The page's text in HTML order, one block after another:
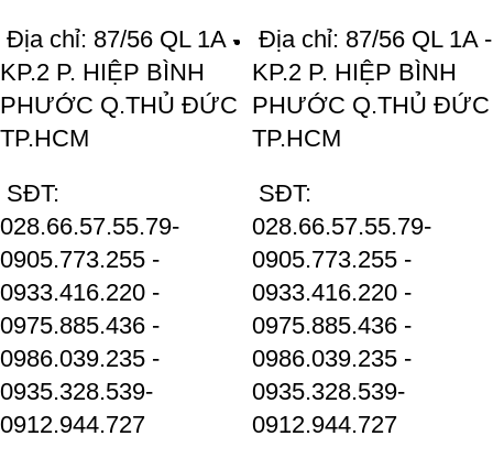
Địa chỉ: 87/56 QL 1A -
KP.2 P. HIỆP BÌNH
PHƯỚC Q.THỦ ĐỨC
TP.HCM
SĐT:
028.66.57.55.79-
0905.773.255 -
0933.416.220 -
0975.885.436 -
0986.039.235 -
0935.328.539-
0912.944.727
Địa chỉ: 87/56 QL 1A -
KP.2 P. HIỆP BÌNH
PHƯỚC Q.THỦ ĐỨC
TP.HCM
SĐT:
028.66.57.55.79-
0905.773.255 -
0933.416.220 -
0975.885.436 -
0986.039.235 -
0935.328.539-
0912.944.727